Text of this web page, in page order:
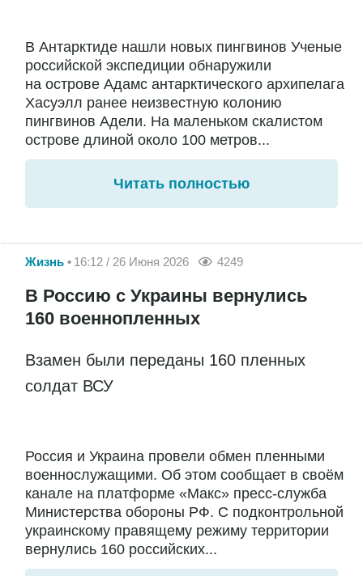
В Антарктиде нашли новых пингвинов Ученые
российской экспедиции обнаружили
на острове Адамс антарктического архипелага
Хасуэлл ранее неизвестную колонию
пингвинов Адели. На маленьком скалистом
острове длиной около 100 метров...
Читать полностью
Жизнь 16:12 / 26 Июня 2026 4249
В Россию с Украины вернулись
160 военнопленных
Взамен были переданы 160 пленных
солдат ВСУ
Россия и Украина провели обмен пленными
военнослужащими. Об этом сообщает в своём
канале на платформе «Макс» пресс-служба
Министерства обороны РФ. С подконтрольной
украинскому правящему режиму территории
вернулись 160 российских...